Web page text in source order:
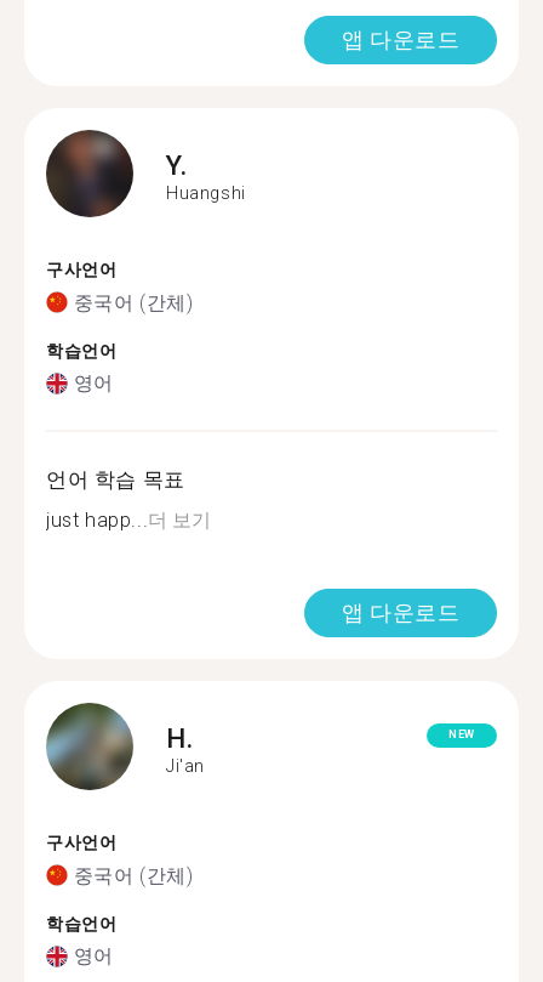
앱 다운로드
Y.
Huangshi
구사언어
중국어 (간체)
학습언어
영어
언어 학습 목표
just happ...더 보기
앱 다운로드
H.
Ji'an
NEW
구사언어
중국어 (간체)
학습언어
영어